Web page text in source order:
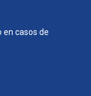
en casos de